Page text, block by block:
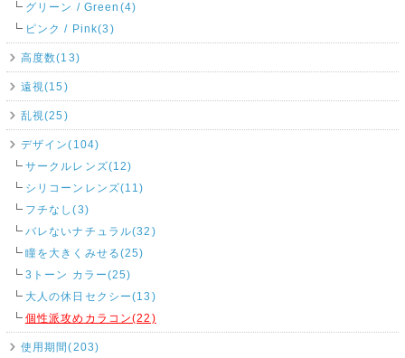
グリーン / Green(4)
ピンク / Pink(3)
高度数(13)
遠視(15)
乱視(25)
デザイン(104)
サークルレンズ(12)
シリコーンレンズ(11)
フチなし(3)
バレないナチュラル(32)
瞳を大きくみせる(25)
3トーン カラー(25)
大人の休日セクシー(13)
個性派攻めカラコン(22)
使用期間(203)